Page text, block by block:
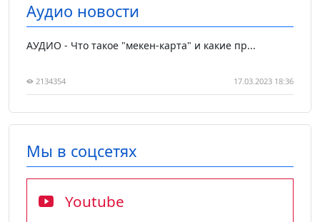
Аудио новости
АУДИО - Что такое "мекен-карта" и какие пр...
2134354 17.03.2023 18:36
Мы в соцсетях
Youtube